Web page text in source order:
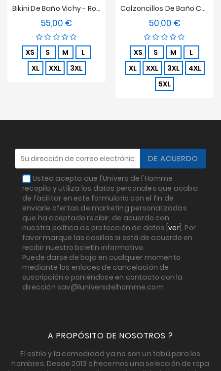
Bikini De Baño Vichy - Rosa
55,00 €
XS S M
L
XL
XXL 3XL
Calzoncillos De Baño Camuflaje Brillante - Naranja
50,00 €Precio
XS S M
L
XL
XXL 3XL
4XL
5XL
Usted acepta que l'Univers de l'Homme
recopila y utiliza los datos personales que acaba
de facilitar en este formulario con el fin de
enviarle ofertas de marketing personalizadas
que ha aceptado recibir, de acuerdo con
nuestra política de protección de datos [ver]. Por
favor marque las casillas si está de acuerdo en
recibir nuestro boletín informativo.
Puede darse de baja en cualquier momento
mediante los enlaces de cancelación de
suscripción o poniéndose en contacto con la
dirección sav@luniversdelhomme.com
A PROPÓSITO DE NOSOTROS ?
El estilo y la comodidad ya no son un tabú para los
hombres. Desde 2013 ofrecemos una selección de ropa